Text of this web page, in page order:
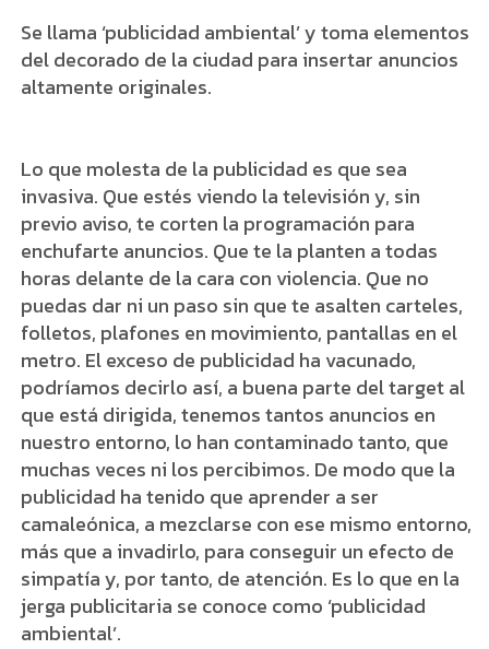
Se llama ‘publicidad ambiental’ y toma elementos
del decorado de la ciudad para insertar anuncios
altamente originales.
Lo que molesta de la publicidad es que sea
invasiva. Que estés viendo la televisión y, sin
previo aviso, te corten la programación para
enchufarte anuncios. Que te la planten a todas
horas delante de la cara con violencia. Que no
puedas dar ni un paso sin que te asalten carteles,
folletos, plafones en movimiento, pantallas en el
metro. El exceso de publicidad ha vacunado,
podríamos decirlo así, a buena parte del target al
que está dirigida, tenemos tantos anuncios en
nuestro entorno, lo han contaminado tanto, que
muchas veces ni los percibimos. De modo que la
publicidad ha tenido que aprender a ser
camaleónica, a mezclarse con ese mismo entorno,
más que a invadirlo, para conseguir un efecto de
simpatía y, por tanto, de atención. Es lo que en la
jerga publicitaria se conoce como ‘publicidad
ambiental’.